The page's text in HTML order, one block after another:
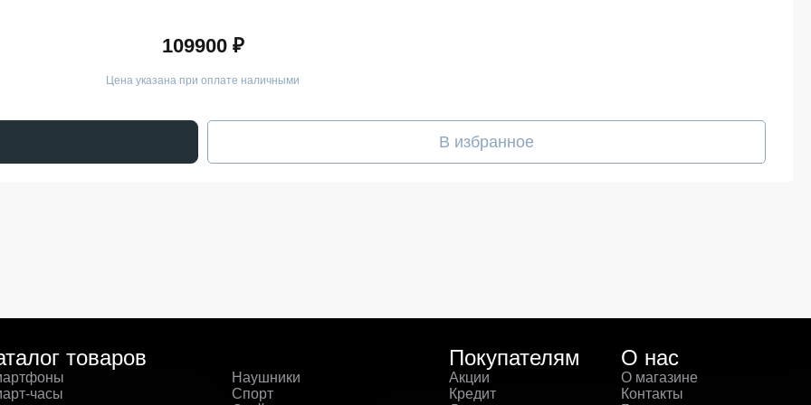
109900 ₽
Цена указана при оплате наличными
В избранное
товаров
часы
Наушники
Спорт
Покупателям
Акции
Кредит
О нас
О магазине
Контакты